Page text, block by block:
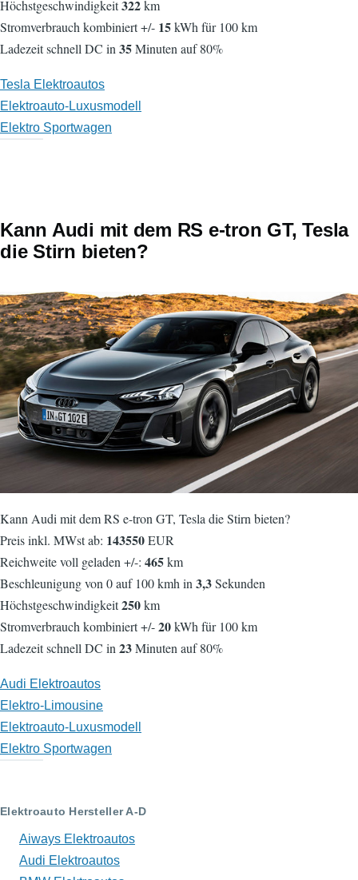
Höchstgeschwindigkeit322km
Stromverbrauch kombiniert +/- 15kWh für 100 km
Ladezeit schnell DC in 35Minuten auf 80%
Tesla Elektroautos
Elektroauto-Luxusmodell
Elektro Sportwagen
Kann Audi mit dem RS e-tron GT, Tesla
die Stirn bieten?
Kann Audi mit dem RS e-tron GT, Tesla die Stirn bieten?
Preis inkl. MWst ab: 143550EUR
Reichweite voll geladen +/-: 465km
Beschleunigung von 0 auf 100 kmh in 3,3Sekunden
Höchstgeschwindigkeit250km
Stromverbrauch kombiniert +/-20kWh für 100 km
Ladezeit schnell DC in 23Minuten auf 80%
Audi Elektroautos
Elektro-Limousine
Elektroauto-Luxusmodell
Elektro Sportwagen
Elektroauto Hersteller A-D
Aiways Elektroautos
Audi Elektroautos